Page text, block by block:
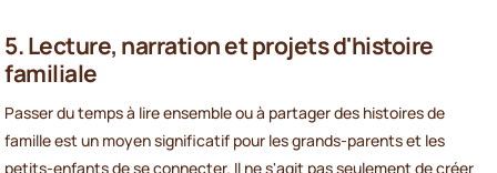
5. Lecture, narration et projets d'histoire
familiale
Passer du temps à lire ensemble ou à partager des histoires de
famille est un moyen significatif pour les grands-parents et les
petits-enfants de se connecter. Il ne s'agit pas seulement de créer